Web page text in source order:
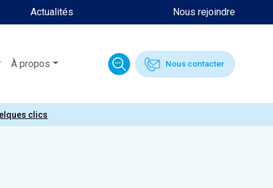
Nous rejoindre
Actualités
À propos Nous contacter
clics